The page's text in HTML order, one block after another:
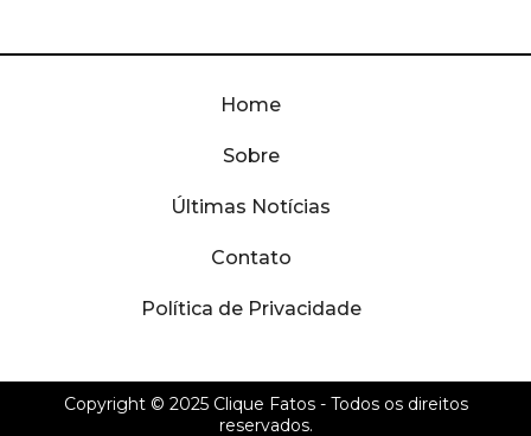
Home
Sobre
Últimas Notícias
Contato
Política de Privacidade
Copyright © 2025 Clique Fatos- Todos os direitos
reservados.